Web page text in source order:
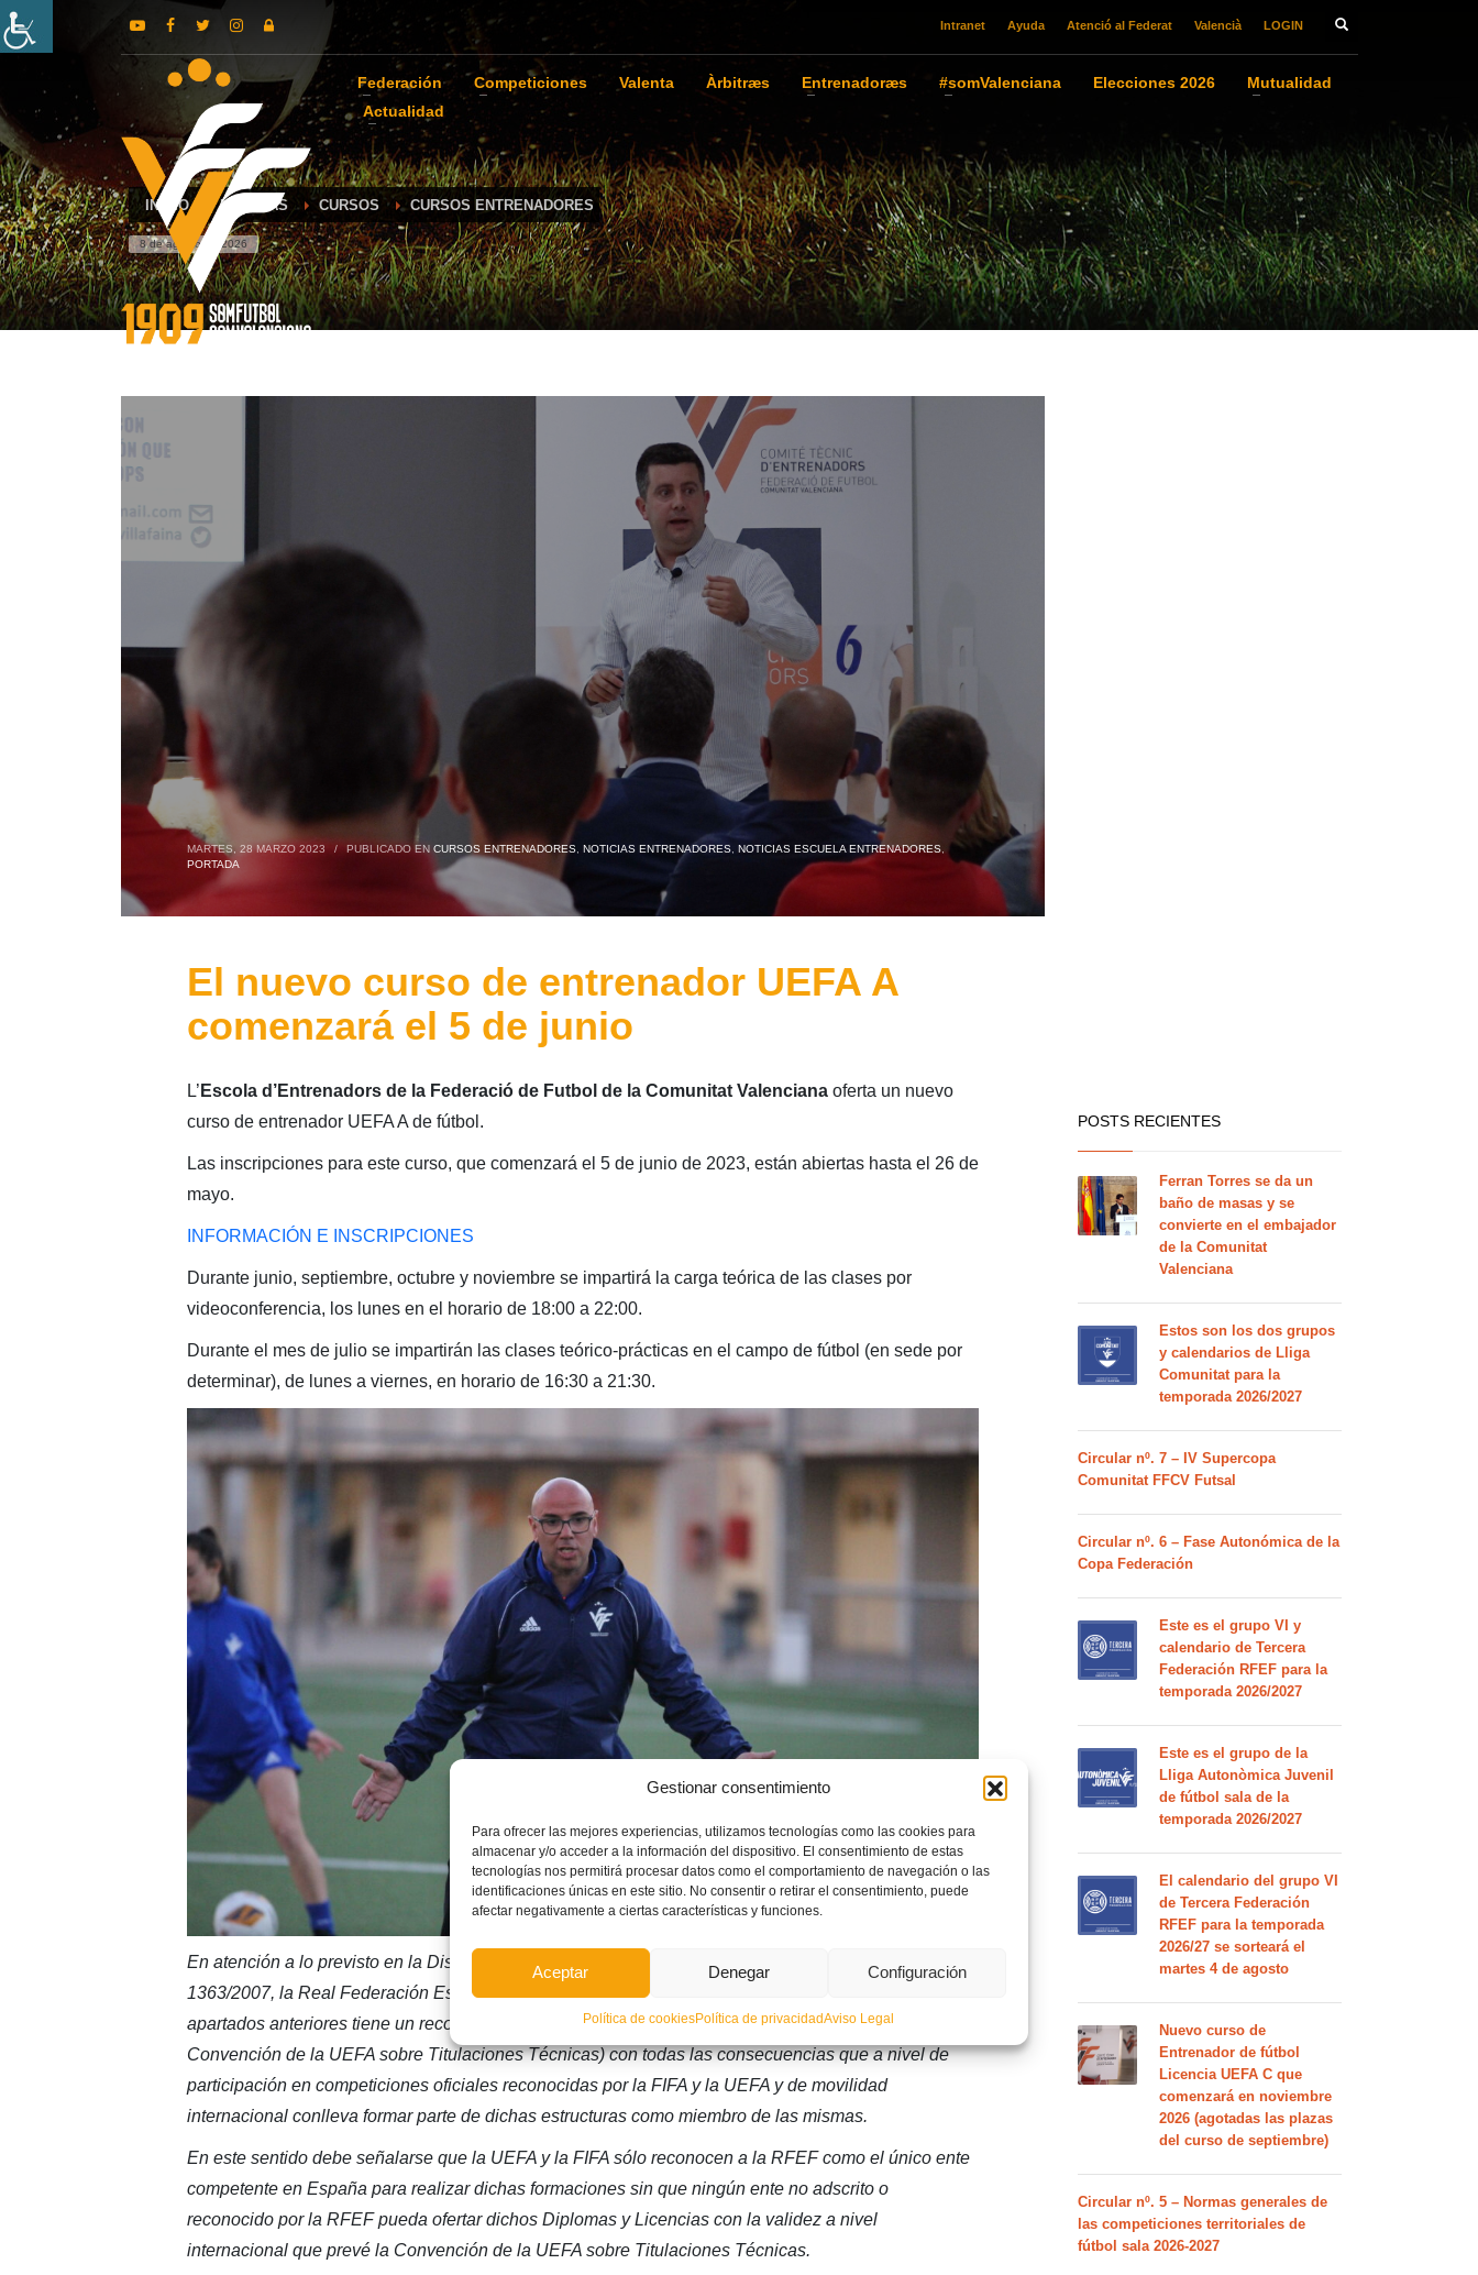
Gestionar consentimiento
Para ofrecer las mejores experiencias, utilizamos tecnologías como las cookies para
almacenar y/o acceder a la información del dispositivo. El consentimiento de estas
tecnologías nos permitirá procesar datos como el comportamiento de navegación o las
identificaciones únicas en este sitio. No consentir o retirar el consentimiento, puede
afectar negativamente a ciertas características y funciones.
Aceptar Denegar Configuración
Política de cookiesPolítica de privacidadAviso Legal
Intranet Ayuda Atenció al Federat Valencià LOGIN
Federación Competiciones Valenta Àrbitræs Entrenadoræs #somValenciana Elecciones 2026
Mutualidad
Actualidad
INICIO NOTICIAS CURSOS CURSOS ENTRENADORES
8 de agosto de 2026
MARTES, 28 MARZO 2023 / PUBLICADO EN CURSOS ENTRENADORES, NOTICIAS ENTRENADORES, NOTICIAS ESCUELA ENTRENADORES,
PORTADA
El nuevo curso de entrenador UEFA A
comenzará el 5 de junio
L’ Escola d’Entrenadors de la Federació de Futbol de la Comunitat Valencianaoferta un nuevo
curso de entrenador UEFA A de fútbol.
Las inscripciones para este curso, que comenzará el 5 de junio de 2023, están abiertas hasta el 26 de
mayo.
INFORMACIÓN E INSCRIPCIONES
Durante junio, septiembre, octubre y noviembre se impartirá la carga teórica de las clases por
videoconferencia, los lunes en el horario de 18:00 a 22:00.
Durante el mes de julio se impartirán las clases teórico-prácticas en el campo de fútbol (en sede por
determinar), de lunes a viernes, en horario de 16:30 a 21:30.
En atención a lo previsto en la Disposición Adicional Octava del Real Decreto
1363/2007, la Real Federación Española de Fútbol manifiesta que toda la formaicón descrita en los
apartados anteriores tiene un reconocimiento único y exclusivo de la UEFA (en el marco de la
Convención de la UEFA sobre Titulaciones Técnicas) con todas las consecuencias que a nivel de
participación en competiciones oficiales reconocidas por la FIFA y la UEFA y de movilidad
internacional conlleva formar parte de dichas estructuras como miembro de las mismas.
En este sentido debe señalarse que la UEFA y la FIFA sólo reconocen a la RFEF como el único ente
competente en España para realizar dichas formaciones sin que ningún ente no adscrito o
reconocido por la RFEF pueda ofertar dichos Diplomas y Licencias con la validez a nivel
internacional que prevé la Convención de la UEFA sobre Titulaciones Técnicas.
POSTS RECIENTES
Ferran Torres se da un
baño de masas y se
convierte en el embajador
de la Comunitat
Valenciana
Estos son los dos grupos
y calendarios de Lliga
Comunitat para la
temporada 2026/2027
Circular nº. 7 – IV Supercopa
Comunitat FFCV Futsal
Circular nº. 6 – Fase Autonómica de la
Copa Federación
Este es el grupo VI y
calendario de Tercera
Federación RFEF para la
temporada 2026/2027
Este es el grupo de la
Lliga Autonòmica Juvenil
de fútbol sala de la
temporada 2026/2027
El calendario del grupo VI
de Tercera Federación
RFEF para la temporada
2026/27 se sorteará el
martes 4 de agosto
Nuevo curso de
Entrenador de fútbol
Licencia UEFA C que
comenzará en noviembre
2026 (agotadas las plazas
del curso de septiembre)
Circular nº. 5 – Normas generales de
las competiciones territoriales de
fútbol sala 2026-2027